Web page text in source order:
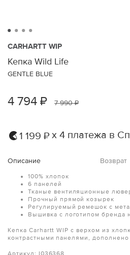
CARHARTT WIP
Кепка Wild Life
GENTLE BLUE
4 794 ₽ 7 990 ₽
1 199 ₽ х 4 платежа в
Описание Возврат
100% хлопок
6 панелей
Тканые вентиляционные
Прочный прямой козырек
Регулируемый ремешок с
Вышивка с логотипом бренда
Кепка Carhartt WIP с верхом из
контрастными панелями,